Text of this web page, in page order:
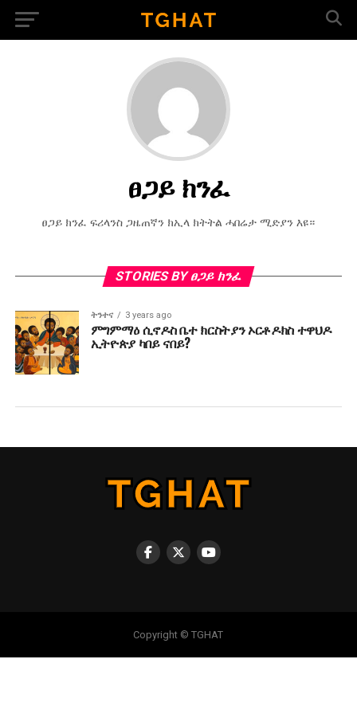
ፀጋይ ክንፈ
ፀጋይ ክንፈ ፍሪላንስ ጋዜጠኛን ክኢላ ክትትል ሓበሬታ ሚድያን እዩ።
STORIES BY ፀጋይ ክንፈ
ትንተና 3 years ago
ምግምማዕ ሲኖዶስ ቤተ ክርስትያን ኦርቶዶክስ ተዋህዶ
ኢትዮጵያ ካበይ ናበይ?
Copyright © TGHAT